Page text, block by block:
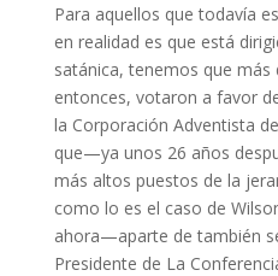
Para aquellos que todavía
en realidad es que está
satánica, tenemos que más
entonces, votaron a favor
la Corporación Adventista
que—ya unos 26 años
más altos puestos de la
como lo es el caso de
ahora—aparte de también
Presidente de La